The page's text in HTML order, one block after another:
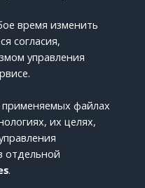
время изменить
согласия,
управления
файлах
их целях,
отдельной
.